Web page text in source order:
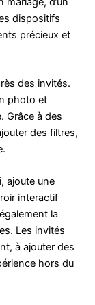
dispositifs
précieux et
des invités.
photo et
Grâce à des
des filtres,
ajoute une
interactif
la
Les invités
à ajouter des
hors du